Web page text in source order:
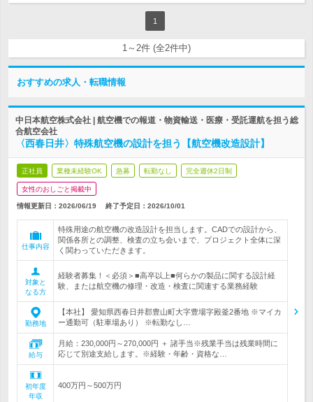
1
1～2件 (全2件中)
おすすめの求人・転職情報
中日本航空株式会社 | 航空機での報道・物資輸送・医療・受託運航を担う総
合航空会社
〈西春日井〉特殊航空機の設計を担う【航空機改造設計】
正社員 業種未経験OK 急募 転勤なし 完全週休2日制
女性のおしごと掲載中
情報更新日：2026/06/19 終了予定日： 2026/10/01
仕事内容
特殊用途の航空機の改造設計を担当します。CADでの設計から、
関係各所との調整、検査の立ち会いまで、プロジェクト全体に深
く関わっていただきます。
対象と
なる方
経験者募集！＜必須＞■高卒以上■何らかの製品に関する設計経
験、または航空機の修理・改造・検査に関連する業務経験
勤務地
【本社】 愛知県西春日井郡豊山町大字豊場字殿釜2番地 ※マイカ
ー通勤可（駐車場あり） ※転勤なし…
給与
月給：230,000円～270,000円 ＋ 諸手当※残業手当は残業時間に
応じて別途支給します。※経験・年齢・資格な…
初年度
年収
400万円～500万円